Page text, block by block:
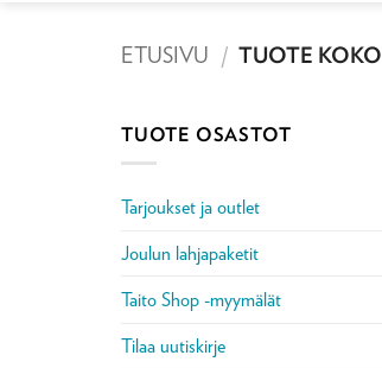
ETUSIVU / TUOTE KOKO
TUOTE OSASTOT
Tarjoukset ja outlet
Joulun lahjapaketit
Taito Shop -myymälät
Tilaa uutiskirje